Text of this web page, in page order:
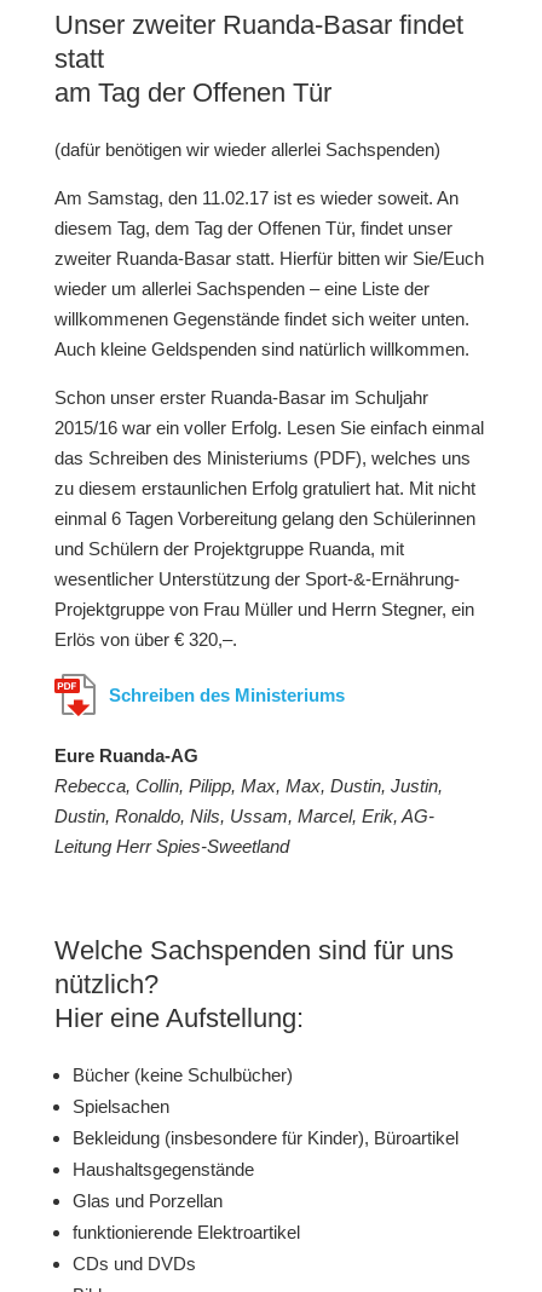
Unser zweiter Ruanda-Basar findet
statt
am Tag der Offenen Tür
(dafür benötigen wir wieder allerlei Sachspenden)
Am Samstag, den 11.02.17 ist es wieder soweit. An
diesem Tag, dem Tag der Offenen Tür, findet unser
zweiter Ruanda-Basar statt. Hierfür bitten wir Sie/Euch
wieder um allerlei Sachspenden – eine Liste der
willkommenen Gegenstände findet sich weiter unten.
Auch kleine Geldspenden sind natürlich willkommen.
Schon unser erster Ruanda-Basar im Schuljahr
2015/16 war ein voller Erfolg. Lesen Sie einfach einmal
das Schreiben des Ministeriums (PDF), welches uns
zu diesem erstaunlichen Erfolg gratuliert hat. Mit nicht
einmal 6 Tagen Vorbereitung gelang den Schülerinnen
und Schülern der Projektgruppe Ruanda, mit
wesentlicher Unterstützung der Sport-&-Ernährung-
Projektgruppe von Frau Müller und Herrn Stegner, ein
Erlös von über € 320,–.
Schreiben des Ministeriums
Eure Ruanda-AG
Rebecca, Collin, Pilipp, Max, Max, Dustin, Justin,
Dustin, Ronaldo, Nils, Ussam, Marcel, Erik, AG-
Leitung Herr Spies-Sweetland
Welche Sachspenden sind für uns
nützlich?
Hier eine Aufstellung:
Bücher (keine Schulbücher)
Spielsachen
Bekleidung (insbesondere für Kinder), Büroartikel
Haushaltsgegenstände
Glas und Porzellan
funktionierende Elektroartikel
CDs und DVDs